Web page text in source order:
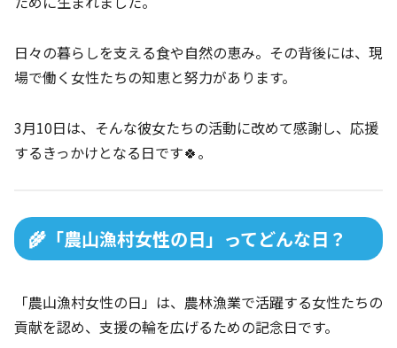
日々の暮らしを支える食や自然の恵み。その背後には、現
場で働く女性たちの知恵と努力があります。
3月10日は、そんな彼女たちの活動に改めて感謝し、応援
するきっかけとなる日です🍀。
🌾「農山漁村女性の日」ってどんな日？
「農山漁村女性の日」は、農林漁業で活躍する女性たちの
貢献を認め、支援の輪を広げるための記念日です。